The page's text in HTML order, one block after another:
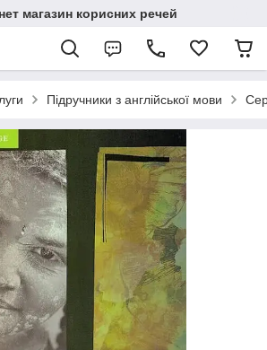
магазин корисних речей
Підручники з англійської мови